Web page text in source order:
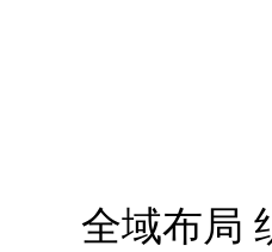
全域布局